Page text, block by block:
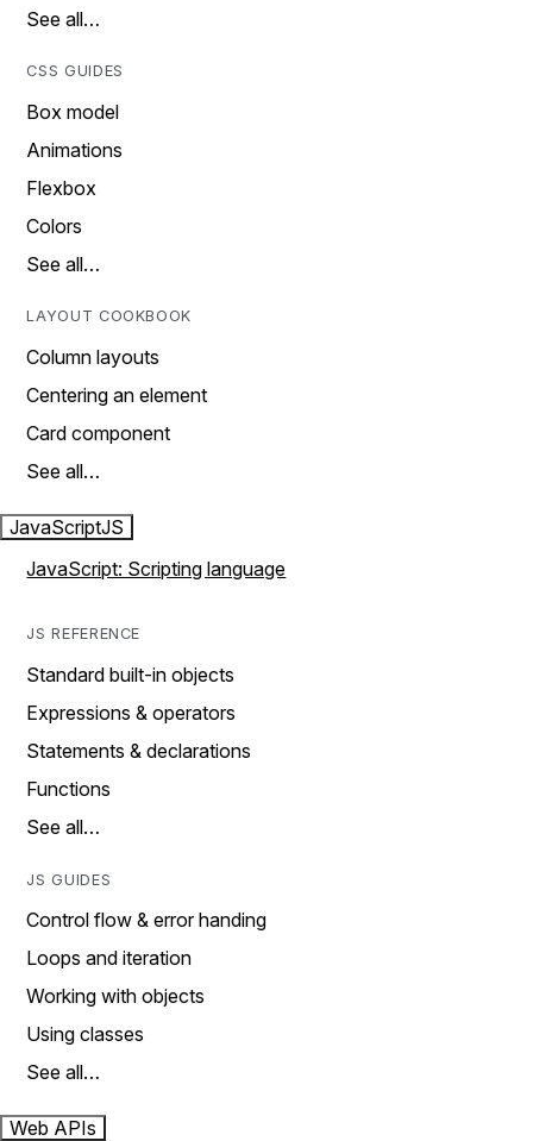
See all…
CSS GUIDES
Box model
Animations
Flexbox
Colors
See all…
LAYOUT COOKBOOK
Column layouts
Centering an element
Card component
See all…
JavaScriptJS
JavaScript: Scripting language
JS REFERENCE
Standard built-in objects
Expressions & operators
Statements & declarations
Functions
See all…
JS GUIDES
Control flow & error handing
Loops and iteration
Working with objects
Using classes
See all…
Web APIs